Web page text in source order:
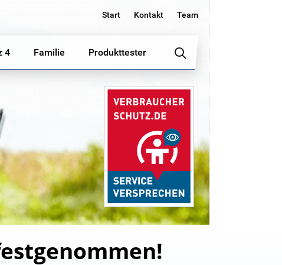
Start Kontakt Team
4 Familie Produkttester